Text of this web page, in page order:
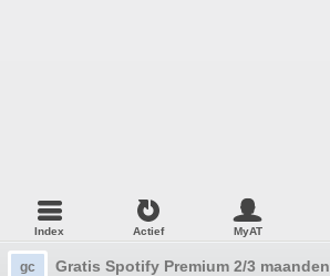
Index Actief MyAT
gc Gratis Spotify Premium 2/3 maanden